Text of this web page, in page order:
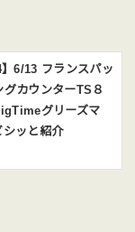
6/13 フランスパッ
カウンターTS８
グリーズマ
シッと紹介